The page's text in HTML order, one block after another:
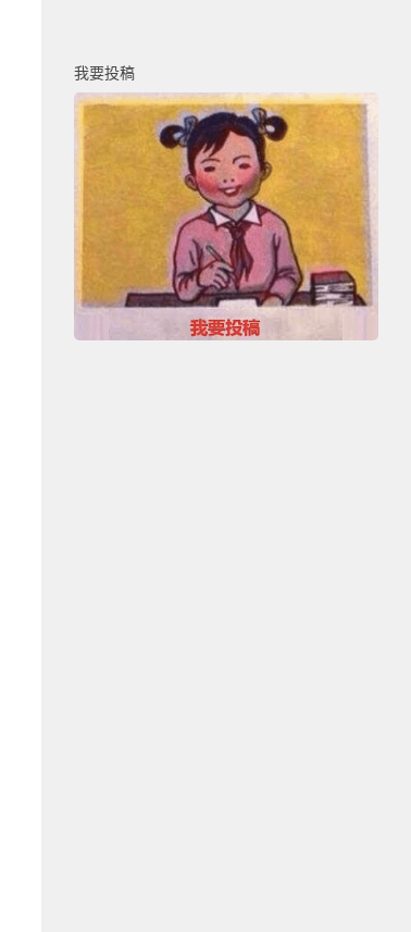
我要投稿